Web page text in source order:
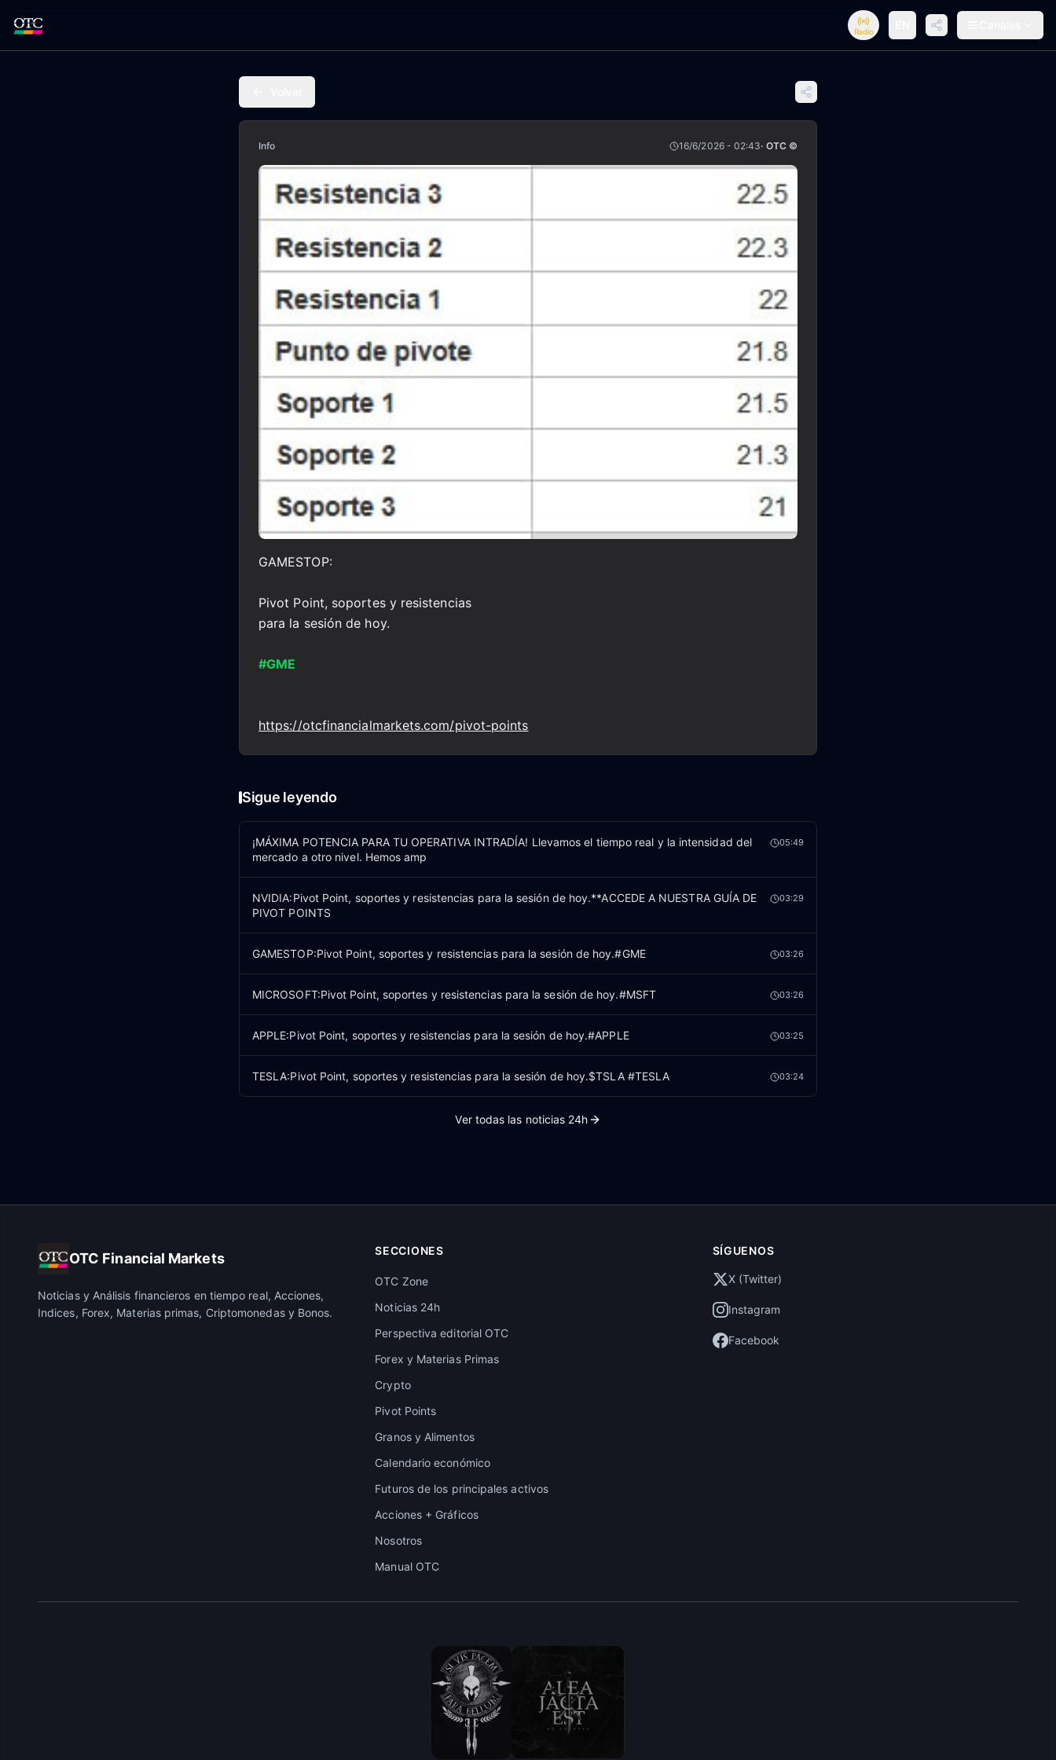
Radio
Info 16/6/2026 - 02:43· OTC ©
GAMESTOP:
Pivot Point, soportes y resistencias
para la sesión de hoy.
#GME
https://otcfinancialmarkets.com/pivot-points
Sigue leyendo
¡MÁXIMA POTENCIA PARA TU OPERATIVA INTRADÍA! Llevamos el tiempo real y la intensidad del
mercado a otro nivel. Hemos amp
05:49
NVIDIA:Pivot Point, soportes y resistencias para la sesión de hoy.**ACCEDE A NUESTRA GUÍA DE
PIVOT POINTS
03:29
GAMESTOP:Pivot Point, soportes y resistencias para la sesión de hoy.#GME 03:26
MICROSOFT:Pivot Point, soportes y resistencias para la sesión de hoy.#MSFT 03:26
APPLE:Pivot Point, soportes y resistencias para la sesión de hoy.#APPLE 03:25
TESLA:Pivot Point, soportes y resistencias para la sesión de hoy.$TSLA #TESLA 03:24
Ver todas las noticias 24h
OTC Financial Markets
Noticias y Análisis financieros en tiempo real, Acciones,
Indices, Forex, Materias primas, Criptomonedas y Bonos.
SECCIONES
OTC Zone
Noticias 24h
Perspectiva editorial OTC
Forex y Materias Primas
Crypto
Pivot Points
Granos y Alimentos
Calendario económico
Futuros de los principales activos
Acciones + Gráficos
Nosotros
Manual OTC
SÍGUENOS
X (Twitter)
Instagram
Facebook